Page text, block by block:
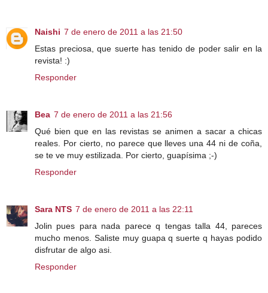
Naishi 7 de enero de 2011 a las 21:50
Estas preciosa, que suerte has tenido de poder salir en la
revista! :)
Responder
Bea 7 de enero de 2011 a las 21:56
Qué bien que en las revistas se animen a sacar a chicas
reales. Por cierto, no parece que lleves una 44 ni de coña,
se te ve muy estilizada. Por cierto, guapísima ;-)
Responder
Sara NTS 7 de enero de 2011 a las 22:11
Jolin pues para nada parece q tengas talla 44, pareces
mucho menos. Saliste muy guapa q suerte q hayas podido
disfrutar de algo asi.
Responder